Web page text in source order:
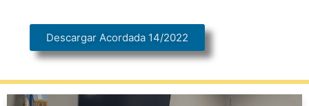
Descargar Acordada 14/2022